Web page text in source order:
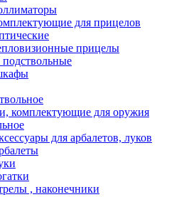
для прицелов
прицелы
комплектующие для оружия
для арбалетов, луков
, наконечники